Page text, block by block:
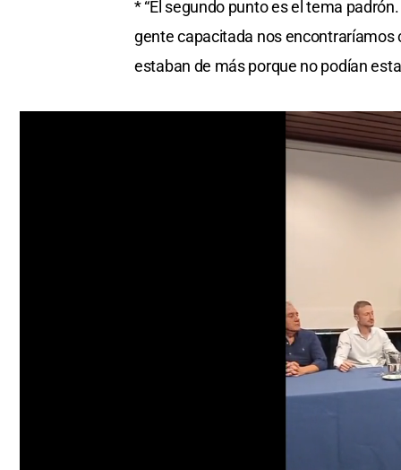
* “El segundo punto es el tema
gente capacitada nos encontraríamos
estaban de más porque no podían